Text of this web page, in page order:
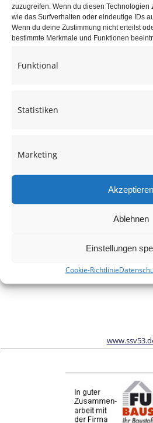
zuzugreifen. Wenn du diesen Technologien
wie das Surfverhalten oder eindeutige IDs
Wenn du deine Zustimmung nicht erteilst
bestimmte Merkmale und Funktionen
Funktional
Statistiken
Marketing
Akzeptieren
Ablehnen
Einstellungen
Cookie-Richtlinie
Name *
*
Website
diesem Browser für die nächste
Wir sind Sponsor vom